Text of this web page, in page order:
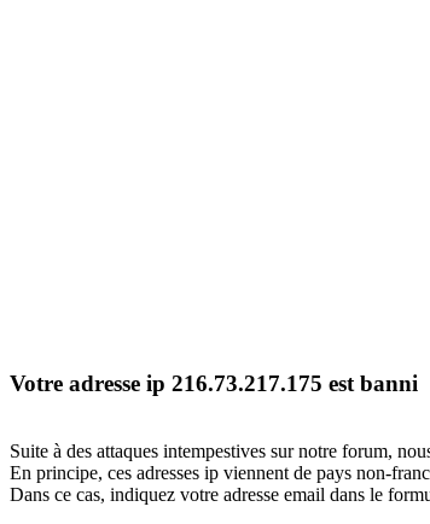
Votre adresse ip 216.73.217.175 est banni
Suite à des attaques intempestives sur notre forum,
En principe, ces adresses ip viennent de pays non-
Dans ce cas, indiquez votre adresse email dans le